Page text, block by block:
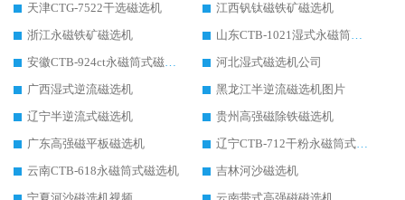
天津CTG-7522干选磁选机
江西钒钛磁铁矿磁选机
浙江永磁铁矿磁选机
山东CTB-1021湿式永磁筒式磁选机
安徽CTB-924ct永磁筒式磁选机
河北湿式磁选机公司
广西湿式逆流磁选机
黑龙江半逆流磁选机图片
辽宁半逆流式磁选机
贵州高强磁除铁磁选机
广东高强磁平板磁选机
辽宁CTB-712干粉永磁筒式磁选机
云南CTB-618永磁筒式磁选机
吉林河沙磁选机